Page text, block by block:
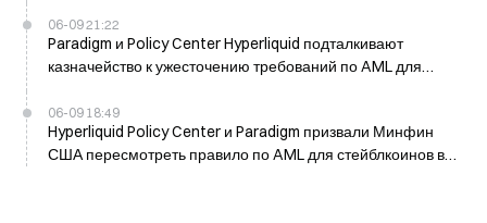
06-09 21:22
Paradigm и Policy Center Hyperliquid подталкивают
казначейство к ужесточению требований по AML для
06-09 18:49
Hyperliquid Policy Center и Paradigm призвали Минфин
США пересмотреть правило по AML для стейблкоинов во